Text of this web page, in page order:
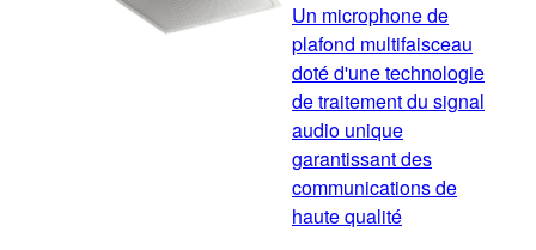
Un microphone de
plafond multifaisceau
doté d'une technologie
de traitement du signal
audio unique
garantissant des
communications de
haute qualité